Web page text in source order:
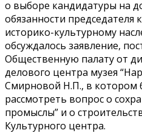
о выборе кандидатуры на
обязанности председателя
историко-культурному
обсуждалось заявление,
Общественную палату от
делового центра музея
Смирновой Н.П., в котором
рассмотреть вопрос о
промыслы” и о
Культурного центра.